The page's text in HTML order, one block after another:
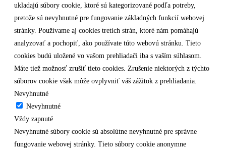
ukladajú súbory cookie, ktoré sú kategorizované podľa potreby,
pretože sú nevyhnutné pre fungovanie základných funkcií webovej
stránky. Používame aj cookies tretích strán, ktoré nám pomáhajú
analyzovať a pochopiť, ako používate túto webovú stránku. Tieto
cookies budú uložené vo vašom prehliadači iba s vaším súhlasom.
Máte tiež možnosť zrušiť tieto cookies. Zrušenie niektorých z týchto
súborov cookie však môže ovplyvniť váš zážitok z prehliadania.
Nevyhnutné
Nevyhnutné
Vždy zapnuté
Nevyhnutné súbory cookie sú absolútne nevyhnutné pre správne
fungovanie webovej stránky. Tieto súbory cookie anonymne